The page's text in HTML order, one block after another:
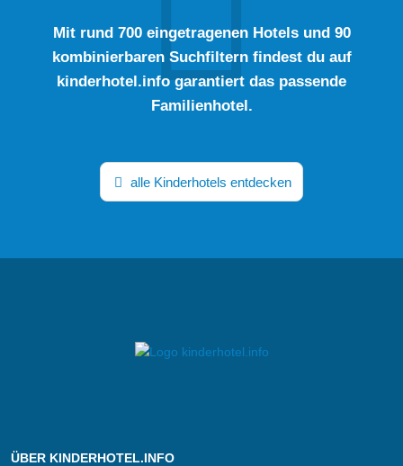
Mit rund 700 eingetragenen Hotels und 90
kombinierbaren Suchfiltern findest du auf
kinderhotel.info garantiert das passende
Familienhotel.
alle Kinderhotels entdecken
ÜBER KINDERHOTEL.INFO